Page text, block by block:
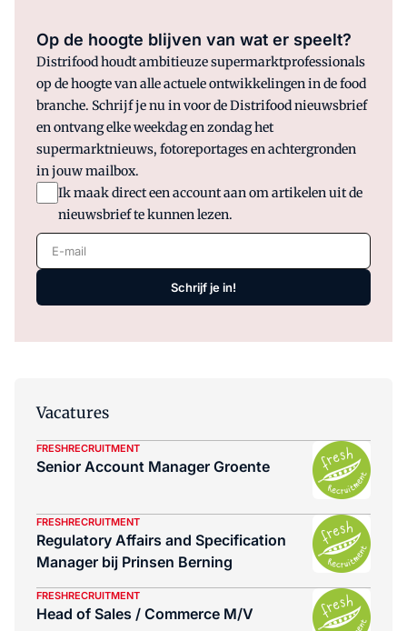
Op de hoogte blijven van wat er speelt?
Distrifood houdt ambitieuze supermarktprofessionals
op de hoogte van alle actuele ontwikkelingen in de food
branche. Schrijf je nu in voor de Distrifood nieuwsbrief
en ontvang elke weekdag en zondag het
supermarktnieuws, fotoreportages en achtergronden
in jouw mailbox.
Ik maak direct een account aan om artikelen uit de
nieuwsbrief te kunnen lezen.
E-mail
Schrijf je in!
Vacatures
FRESHRECRUITMENT
Senior Account Manager Groente
FRESHRECRUITMENT
Regulatory Affairs and Specification
Manager bij Prinsen Berning
FRESHRECRUITMENT
Head of Sales / Commerce M/V